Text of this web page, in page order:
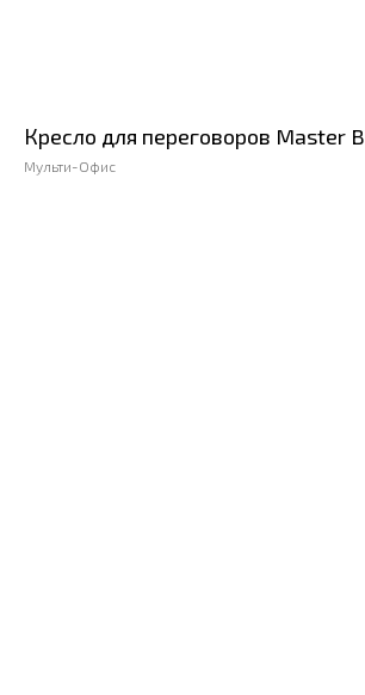
Кресло для переговоров Master B
Мульти-Офис